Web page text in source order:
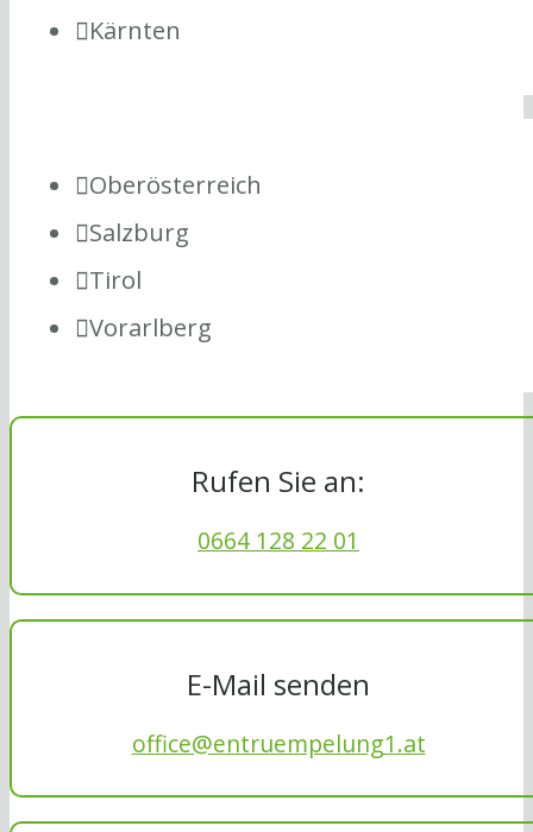
Kärnten
Oberösterreich
Salzburg
Tirol
Vorarlberg
Rufen Sie an:
0664 128 22 01
E-Mail senden
office@entruempelung1.at